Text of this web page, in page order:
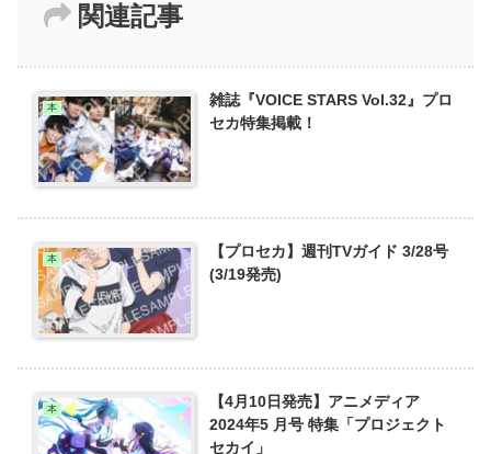
関連記事
本
雑誌『VOICE STARS Vol.32』プロ
セカ特集掲載！
本
【プロセカ】週刊TVガイド 3/28号
(3/19発売)
本
【4月10日発売】アニメディア
2024年5 月号 特集「プロジェクト
セカイ」